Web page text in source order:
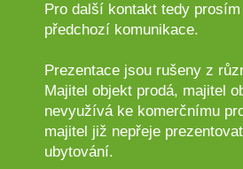
Pro další kontakt tedy
předchozí komunikace.
Prezentace jsou rušeny z
Majitel objekt prodá, majitel
nevyužívá ke komerčnímu
majitel již nepřeje
ubytování.